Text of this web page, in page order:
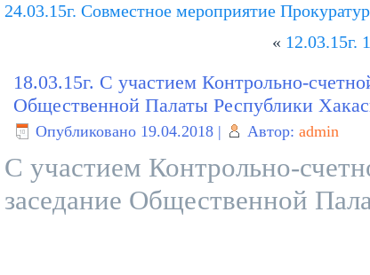
24.03.15г. Совместное мероприятие
« 12.03.15г.
18.03.15г. С участием Контрольно-
Общественной Палаты Республики
Опубликовано 19.04.2018 | Автор: admin
С участием Контрольно-
заседание Общественной